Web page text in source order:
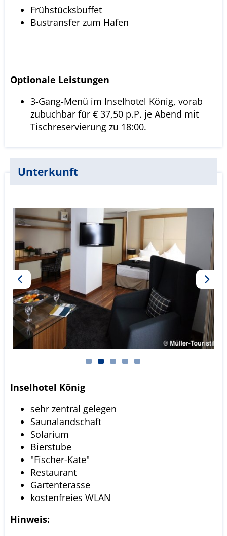
Frühstücksbuffet
Bustransfer zum Hafen
Optionale Leistungen
3-Gang-Menü im Inselhotel König, vorab
zubuchbar für € 37,50 p.P. je Abend mit
Tischreservierung zu 18:00.
Unterkunft
Inselhotel König
sehr zentral gelegen
Saunalandschaft
Solarium
Bierstube
"Fischer-Kate"
Restaurant
Gartenterasse
kostenfreies WLAN
Hinweis: